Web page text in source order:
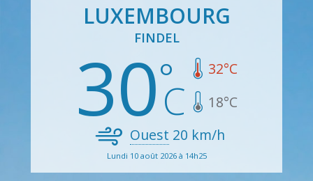
LUXEMBOURG
FINDEL
30 32°C
18°C
Ouest 20 km/h
Lundi 10 août 2026 à 14h25